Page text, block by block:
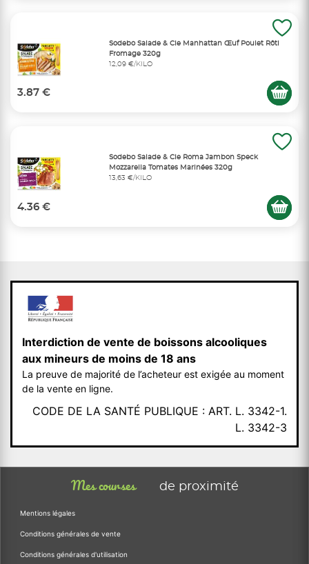
Sodebo Salade & Cie Manhattan Œuf Poulet Rôti
Fromage 320g
12,09 €/KILO
3.87 €
Sodebo Salade & Cie Roma Jambon Speck
Mozzarella Tomates Marinées 320g
13,63 €/KILO
4.36 €
Interdiction de vente de boissons alcooliques
aux mineurs de moins de 18 ans
La preuve de majorité de l’acheteur est exigée au moment
de la vente en ligne.
CODE DE LA SANTÉ PUBLIQUE : ART. L. 3342-1.
L. 3342-3
Mes courses de proximité
Mentions légales
Conditions générales de vente
Conditions générales d'utilisation